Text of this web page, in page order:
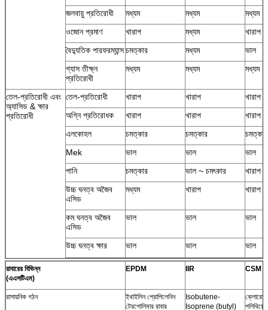
জলবায়ু প্রতিরোধী মধ্যম মধ্যম
মধ্যম
ওজোন প্রমাণ
খারাপ মধ্যম
খারাপ
বৈদ্যুতিক পারফরম্যান্সচমত্কার মধ্যম
ভাল
গ্যাস তীক্ষ্ন
প্রতিরোধী
মধ্যম মধ্যম মধ্যম
তেল-প্রতিরোধী এবং
অ্যাসিড & ক্ষার
প্রতিরোধী
তেল-প্রতিরোধী খারাপ খারাপ
খারাপ
অগ্নি প্রতিরোধক
খারাপ খারাপ
খারাপ
এলকোহল
চমত্কার চমত্কার
চমত্কার
Mek
ভাল ভাল
ভাল
পানি
চমত্কার ভাল ~ চমৎকার
খারাপ
উচ্চ ঘনত্ব অজৈব
এসিড
মধ্যম খারাপ খারাপ
কম ঘনত্ব অজৈব
এসিড
ভাল ভাল ভাল
উচ্চ ঘনত্ব ক্ষার ভাল ভাল ভাল
ভাল ভাল ভাল
আবেদন
রাবার পাইপ, আঠালো
টেপ, বায়ু বসন্ত
rubberized
কাপড়, ক্রীড়া পণ্য,
টায়রা,
শক
রাবারের বিভিন্ন
(এএসটিএম)
EPDM IIR CSM
রাসায়নিক গঠন
ইথাইলিন প্রোপিলেনিন
টেরপোলিমার রাবার
Isobutene-
Isoprene (butyl)